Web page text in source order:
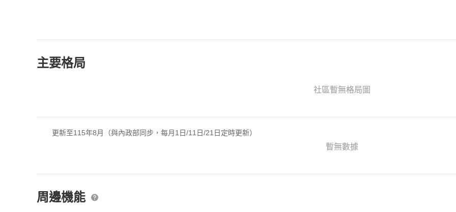
主要格局
社區暫無格局圖
更新至115年8月（與內政部同步，每月1日/11日/21日定時更新）
暫無數據
周邊機能